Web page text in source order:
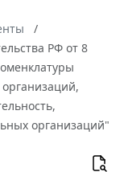
РФ от 8
организаций"